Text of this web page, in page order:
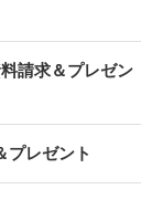
請求＆プレゼン
プレゼント